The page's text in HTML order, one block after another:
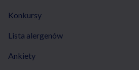
Konkursy
Lista alergenów
Ankiety